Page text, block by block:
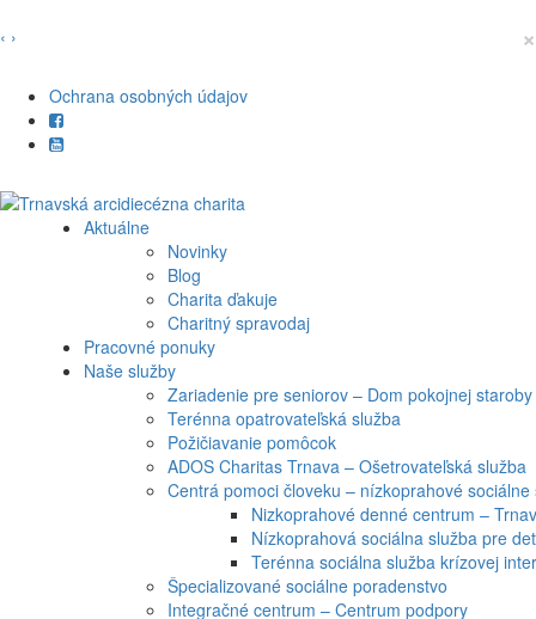
‹ › ×
Ochrana osobných údajov
Aktuálne
Novinky
Blog
Charita ďakuje
Charitný spravodaj
Pracovné ponuky
Naše služby
Zariadenie pre seniorov – Dom pokojnej staroby
Terénna opatrovateľská služba
Požičiavanie pomôcok
ADOS Charitas Trnava – Ošetrovateľská služba
Centrá pomoci človeku – nízkoprahové sociálne
Nizkoprahové denné centrum –
Nízkoprahová sociálna služba pre
Terénna sociálna služba krízovej
Špecializované sociálne poradenstvo
Integračné centrum – Centrum podpory